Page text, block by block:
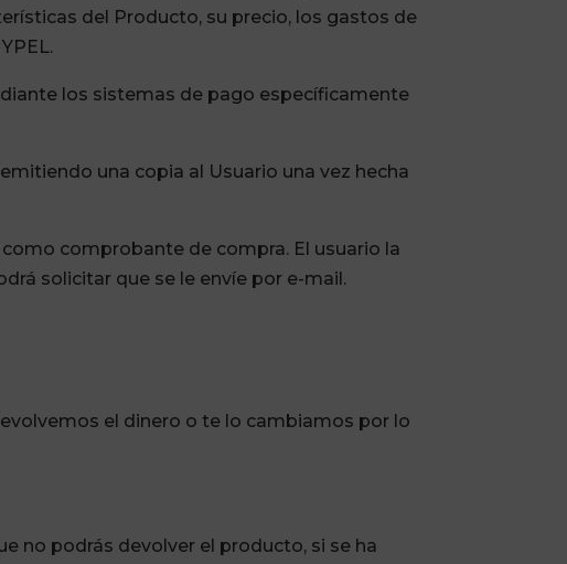
del Producto, su precio, los gastos de
los sistemas de pago específicamente
una copia al Usuario una vez hecha
comprobante de compra. El usuario la
solicitar que se le envíe por e-mail.
el dinero o te lo cambiamos por lo
no podrás devolver el producto, si se ha